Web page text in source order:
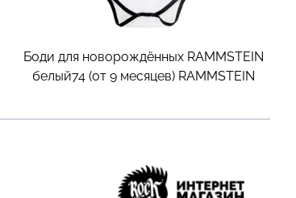
Боди для новорождённых RAMMSTEIN
белый74 (от 9 месяцев) RAMMSTEIN